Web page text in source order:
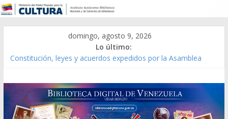
domingo, agosto 9, 2026
Lo último:
Constitución, leyes y acuerdos expedidos por la Asamblea
Modesta Bor Sánchez [material gráfico]
Gaceta Oficial de la República de Venezuela año CXXXIII Mes V,
Caracas 09 de marzo de 2006 N° 38.394